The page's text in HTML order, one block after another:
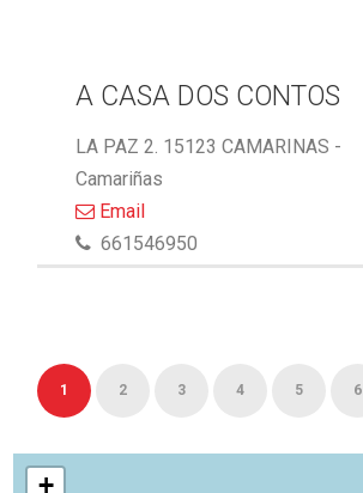
A CASA DOS CONTOS
LA PAZ 2. 15123 CAMARINAS -
Camariñas
Email
661546950
1 2 3 4 5 6
+